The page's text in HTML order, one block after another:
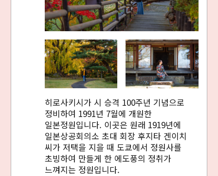
히로사키시가 시 승격 100주년 기념으로
정비하여 1991년 7월에 개원한
일본정원입니다. 이곳은 원래 1919년에
일본상공회의소 초대 회장 후지타 겐이치
씨가 저택을 지을 때 도쿄에서 정원사를
초빙하여 만들게 한 에도풍의 정취가
느껴지는 정원입니다.